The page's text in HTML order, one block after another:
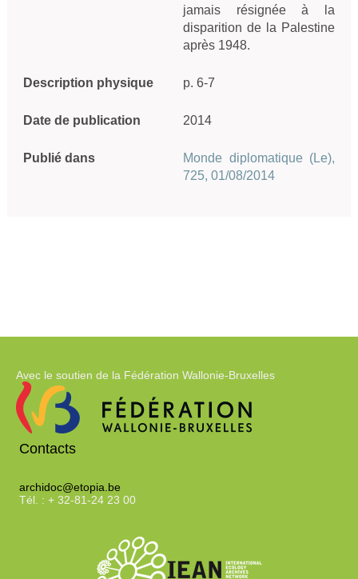
jamais résignée à la
disparition de la Palestine
après 1948.
Description physique p. 6-7
Date de publication 2014
Publié dans
Monde diplomatique (Le),
725, 01/08/2014
Avec le soutien de la Fédération Wallonie-Bruxelles
Contacts
archidoc@etopia.be
Tél. : + 32-81-24 23 00